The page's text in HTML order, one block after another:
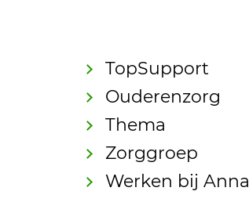
TopSupport
Ouderenzorg
Thema
Zorggroep
Werken bij Anna